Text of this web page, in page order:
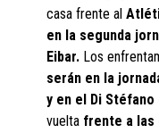
casa frente al
en la segunda
Eibar. Los
serán en la
y en el Di Stéfano
vuelta frente a las